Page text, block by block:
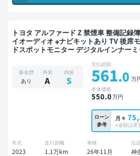
トヨタ アルファード Z 禁煙車 整備記録簿あり ディスプレ
イオーディオ ※ナビキットあり TV 後席
ドスポットモニター デジタルインナー
ドア バックモニター 全方位カメラ ドラ
突軽減 両側電動スライドドア 7人乗り
板金歴
あり
外装
A
内装
S
支払総額
561.0 万
本体価格
550.0万円
ローン
参考
月々
※金額は変
年式
2023
走行距離
1.1万km
車検
26年11月
出
神